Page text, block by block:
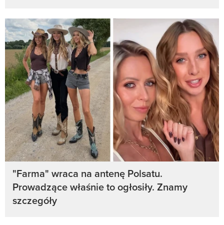
"Farma" wraca na antenę Polsatu.
Prowadzące właśnie to ogłosiły. Znamy
szczegóły